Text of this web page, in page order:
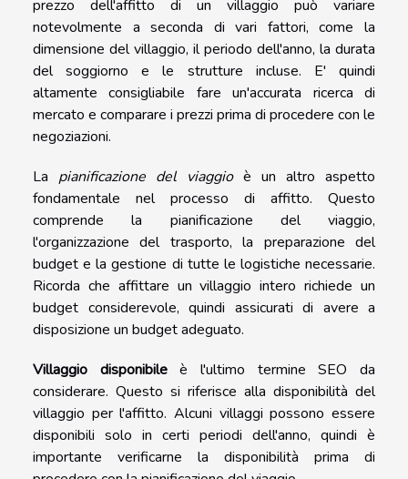
prezzo dell'affitto di un villaggio può variare
notevolmente a seconda di vari fattori, come la
dimensione del villaggio, il periodo dell'anno, la durata
del soggiorno e le strutture incluse. E' quindi
altamente consigliabile fare un'accurata ricerca di
mercato e comparare i prezzi prima di procedere con le
negoziazioni.
La pianificazione del viaggioè un altro aspetto
fondamentale nel processo di affitto. Questo
comprende la pianificazione del viaggio,
l'organizzazione del trasporto, la preparazione del
budget e la gestione di tutte le logistiche necessarie.
Ricorda che affittare un villaggio intero richiede un
budget considerevole, quindi assicurati di avere a
disposizione un budget adeguato.
Villaggio disponibileè l'ultimo termine SEO da
considerare. Questo si riferisce alla disponibilità del
villaggio per l'affitto. Alcuni villaggi possono essere
disponibili solo in certi periodi dell'anno, quindi è
importante verificarne la disponibilità prima di